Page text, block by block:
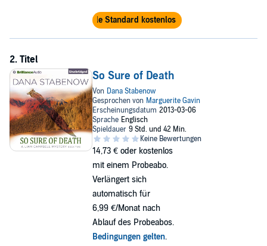
Audible Standard kostenlos testen
So Sure of Death
14,73 € oder kostenlos
mit einem Probeabo.
Verlängert sich
automatisch für
6,99 €/Monat nach
Ablauf des Probeabos.
Bedingungen gelten.